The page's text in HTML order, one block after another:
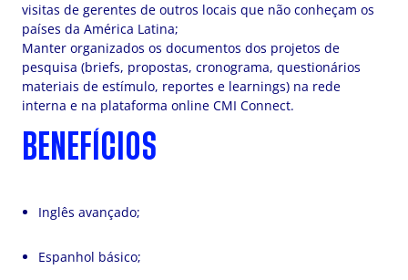
visitas de gerentes de outros locais que não conheçam os
países da América Latina;
Manter organizados os documentos dos projetos de
pesquisa (briefs, propostas, cronograma, questionários
materiais de estímulo, reportes e learnings) na rede
interna e na plataforma online CMI Connect.
BENEFÍCIOS
Inglês avançado;
Espanhol básico;